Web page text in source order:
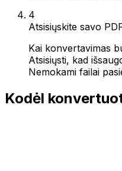
4
Atsisiųskite savo
Kai konvertavimas
Atsisiųsti, kad
Nemokami failai
Kodėl